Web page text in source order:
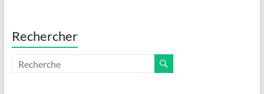
Rechercher